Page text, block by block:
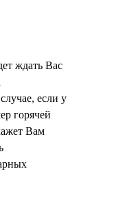
ждать Вас
если у
горячей
Вам